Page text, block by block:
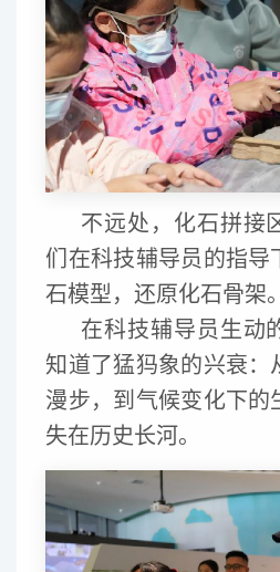
不远处，化石拼接
们在科技辅导员的指导
石模型，还原化石骨架。
在科技辅导员生动
知道了猛犸象的兴衰：
漫步，到气候变化下的
失在历史长河。